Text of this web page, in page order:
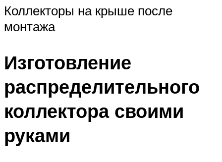
Коллекторы на крыше после
монтажа
Изготовление
распределительного
коллектора своими
руками